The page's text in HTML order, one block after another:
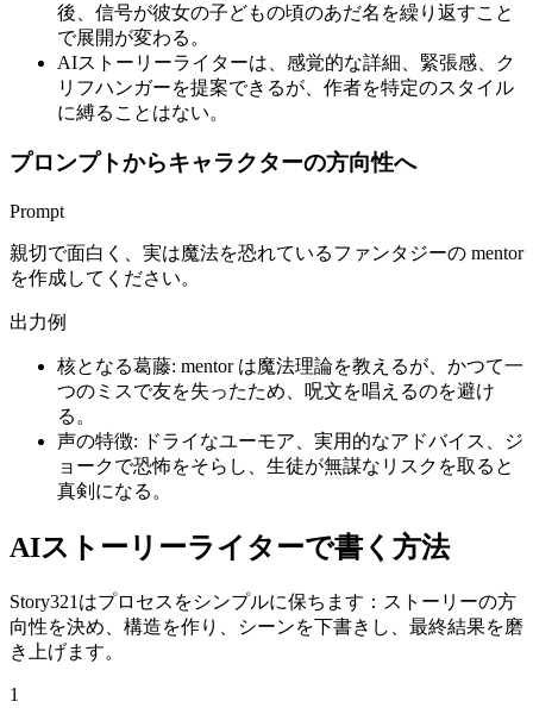
後、信号が彼女の子どもの頃のあだ名を繰り返すこと
で展開が変わる。
AIストーリーライターは、感覚的な詳細、緊張感、ク
リフハンガーを提案できるが、作者を特定のスタイル
に縛ることはない。
プロンプトからキャラクターの方向性へ
Prompt
親切で面白く、実は魔法を恐れているファンタジーの mentor
を作成してください。
出力例
核となる葛藤: mentor は魔法理論を教えるが、かつて一
つのミスで友を失ったため、呪文を唱えるのを避け
る。
声の特徴: ドライなユーモア、実用的なアドバイス、ジ
ョークで恐怖をそらし、生徒が無謀なリスクを取ると
真剣になる。
AIストーリーライターで書く方法
Story321はプロセスをシンプルに保ちます：ストーリーの方
向性を決め、構造を作り、シーンを下書きし、最終結果を磨
き上げます。
1